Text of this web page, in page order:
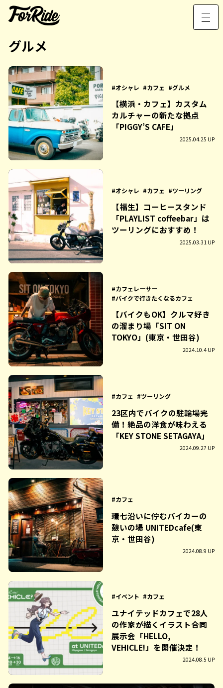
グルメ
オシャレ カフェ グルメ
【横浜・カフェ】カスタム
カルチャーの新たな拠点
「PIGGY’S CAFE」
2025.04.25 UP
オシャレ カフェ ツーリング
【福生】コーヒースタンド
「PLAYLIST coffeebar」は
ツーリングにおすすめ！
2025.03.31 UP
カフェレーサー
バイクで行きたくなるカフェ
【バイクもOK】クルマ好き
の溜まり場「SIT ON
TOKYO」(東京・世田谷)
2024.10.4 UP
カフェ ツーリング
23区内でバイクの駐輪場完
備！絶品の洋食が味わえる
「KEY STONE SETAGAYA」
2024.09.27 UP
カフェ
環七沿いに佇むバイカーの
憩いの場 UNITEDcafe(東
京・世田谷)
2024.08.9 UP
イベント カフェ
ユナイテッドカフェで28人
の作家が描くイラスト合同
展示会「HELLO,
VEHICLE!」を開催決定！
2024.08.5 UP